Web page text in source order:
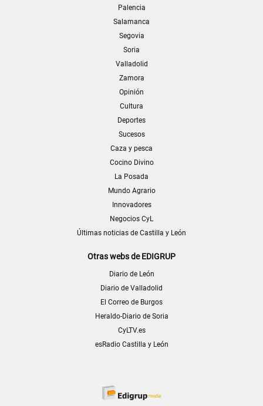
Palencia
Salamanca
Segovia
Soria
Valladolid
Zamora
Opinión
Cultura
Deportes
Sucesos
Caza y pesca
Cocino Divino
La Posada
Mundo Agrario
Innovadores
Negocios CyL
Últimas noticias de Castilla y León
Otras webs de EDIGRUP
Diario de León
Diario de Valladolid
El Correo de Burgos
Heraldo-Diario de Soria
CyLTV.es
esRadio Castilla y León